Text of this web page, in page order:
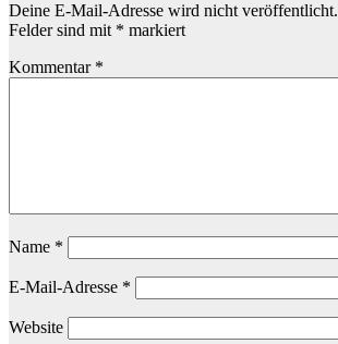
Deine E-Mail-Adresse wird nicht veröffentlicht.
Felder sind mit * markiert
Kommentar *
Name *
E-Mail-Adresse *
Website